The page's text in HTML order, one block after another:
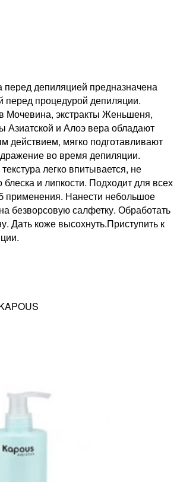
депиляцией предназначена
перед процедурой депиляции.
Мочевина, экстракты Женьшеня,
Азиатской и Алоэ вера обладают
действием, мягко подготавливают
во время депиляции.
легко впитывается, не
блеска и липкости. Подходит для всех
применения. Нанести небольшое
безворсовую салфетку. Обработать
Дать коже высохнуть.Приступить к